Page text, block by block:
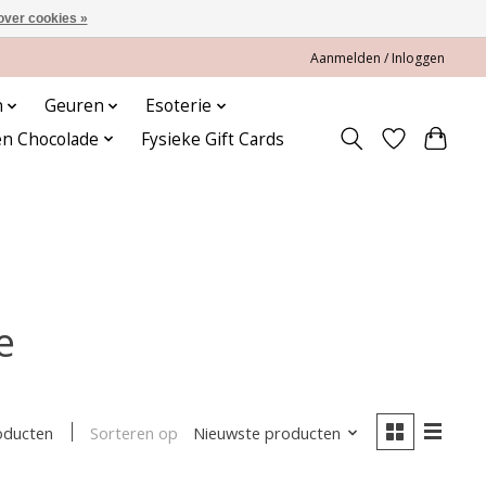
Aanmelden / Inloggen
Geuren
Esoterie
Chocolade
Fysieke Gift Cards
Sorteren op Nieuwste producten
cookies »